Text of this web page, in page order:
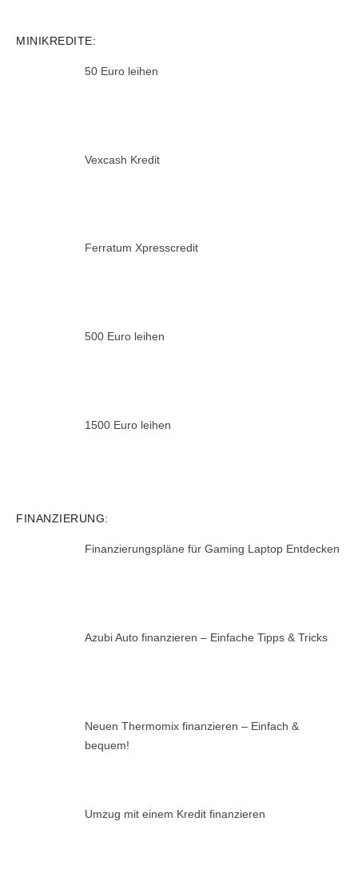
MINIKREDITE:
50 Euro leihen
Vexcash Kredit
Ferratum Xpresscredit
500 Euro leihen
1500 Euro leihen
FINANZIERUNG:
Finanzierungspläne für Gaming Laptop Entdecken
Azubi Auto finanzieren – Einfache Tipps & Tricks
Neuen Thermomix finanzieren – Einfach &
bequem!
Umzug mit einem Kredit finanzieren